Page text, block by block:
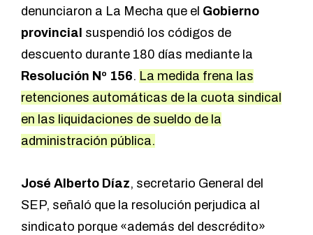
denunciaron a La Mecha que el Gobierno
provincial suspendió los códigos de
descuento durante 180 días mediante la
Resolución Nº 156. La medida frena las
retenciones automáticas de la cuota sindical
en las liquidaciones de sueldo de la
administración pública.
José Alberto Díaz, secretario General del
SEP, señaló que la resolución perjudica al
sindicato porque «además del descrédito»